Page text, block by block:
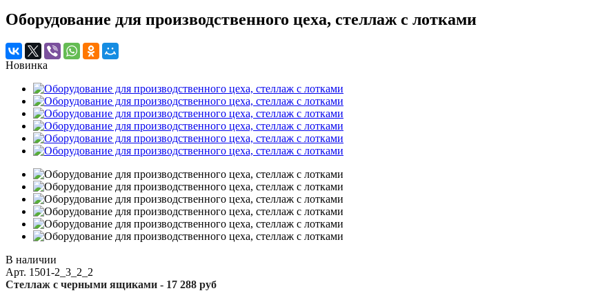
Оборудование для производственного цеха, стеллаж с лотками
Новинка
В наличии
Арт. 1501-2_3_2_2
Стеллаж с черными ящиками - 17 288 руб